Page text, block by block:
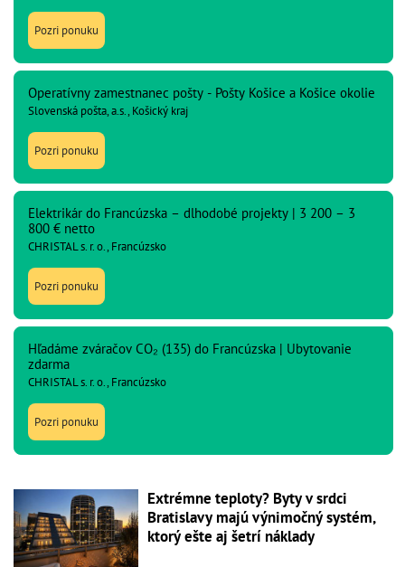
Pozri ponuku
Operatívny zamestnanec pošty - Pošty Košice a Košice okolie
Slovenská pošta, a.s., Košický kraj
Pozri ponuku
Elektrikár do Francúzska – dlhodobé projekty | 3 200 – 3
800 € netto
CHRISTAL s. r. o., Francúzsko
Pozri ponuku
Hľadáme zváračov CO₂ (135) do Francúzska | Ubytovanie
zdarma
CHRISTAL s. r. o., Francúzsko
Pozri ponuku
Extrémne teploty? Byty v srdci
Bratislavy majú výnimočný systém,
ktorý ešte aj šetrí náklady